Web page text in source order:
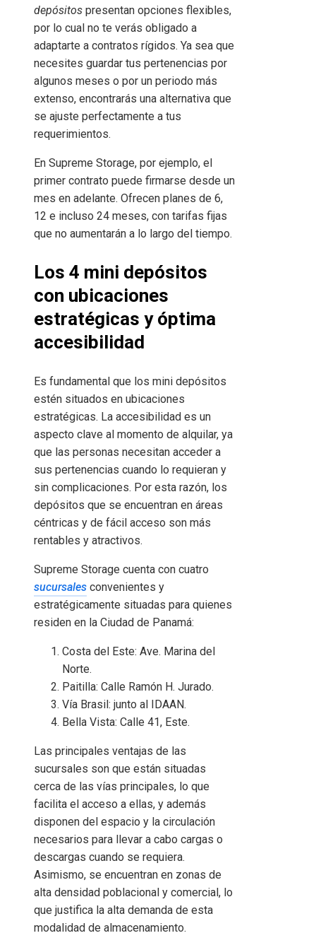
depósitos presentan opciones flexibles,
por lo cual no te verás obligado a
adaptarte a contratos rígidos. Ya sea que
necesites guardar tus pertenencias por
algunos meses o por un periodo más
extenso, encontrarás una alternativa que
se ajuste perfectamente a tus
requerimientos.
En Supreme Storage, por ejemplo, el
primer contrato puede firmarse desde un
mes en adelante. Ofrecen planes de 6,
12 e incluso 24 meses, con tarifas fijas
que no aumentarán a lo largo del tiempo.
Los 4 mini depósitos
con ubicaciones
estratégicas y óptima
accesibilidad
Es fundamental que los mini depósitos
estén situados en ubicaciones
estratégicas. La accesibilidad es un
aspecto clave al momento de alquilar, ya
que las personas necesitan acceder a
sus pertenencias cuando lo requieran y
sin complicaciones. Por esta razón, los
depósitos que se encuentran en áreas
céntricas y de fácil acceso son más
rentables y atractivos.
Supreme Storage cuenta con cuatro
sucursales convenientes y
estratégicamente situadas para quienes
residen en la Ciudad de Panamá:
Costa del Este: Ave. Marina del
Norte.
Paitilla: Calle Ramón H. Jurado.
Vía Brasil: junto al IDAAN.
Bella Vista: Calle 41, Este.
Las principales ventajas de las
sucursales son que están situadas
cerca de las vías principales, lo que
facilita el acceso a ellas, y además
disponen del espacio y la circulación
necesarios para llevar a cabo cargas o
descargas cuando se requiera.
Asimismo, se encuentran en zonas de
alta densidad poblacional y comercial, lo
que justifica la alta demanda de esta
modalidad de almacenamiento.